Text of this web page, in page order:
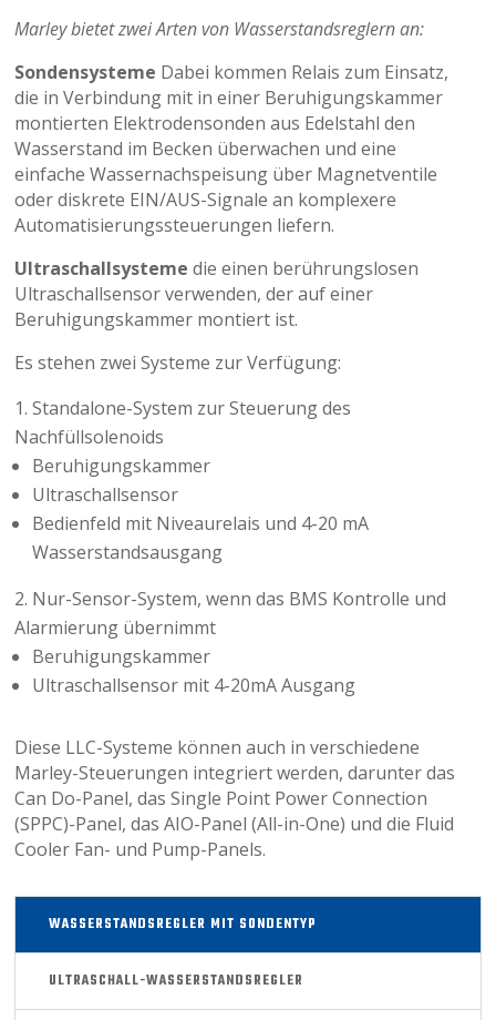
Marley bietet zwei Arten von Wasserstandsreglern an:
Sondensysteme Dabei kommen Relais zum Einsatz,
die in Verbindung mit in einer Beruhigungskammer
montierten Elektrodensonden aus Edelstahl den
Wasserstand im Becken überwachen und eine
einfache Wassernachspeisung über Magnetventile
oder diskrete EIN/AUS-Signale an komplexere
Automatisierungssteuerungen liefern.
Ultraschallsystemedie einen berührungslosen
Ultraschallsensor verwenden, der auf einer
Beruhigungskammer montiert ist.
Es stehen zwei Systeme zur Verfügung:
Standalone-System zur Steuerung des
Nachfüllsolenoids
Beruhigungskammer
Ultraschallsensor
Bedienfeld mit Niveaurelais und 4-20 mA
Wasserstandsausgang
Nur-Sensor-System, wenn das BMS Kontrolle und
Alarmierung übernimmt
Beruhigungskammer
Ultraschallsensor mit 4-20mA Ausgang
Diese LLC-Systeme können auch in verschiedene
Marley-Steuerungen integriert werden, darunter das
Can Do-Panel, das Single Point Power Connection
(SPPC)-Panel, das AIO-Panel (All-in-One) und die Fluid
Cooler Fan- und Pump-Panels.
WASSERSTANDSREGLER MIT SONDENTYP
ULTRASCHALL-WASSERSTANDSREGLER